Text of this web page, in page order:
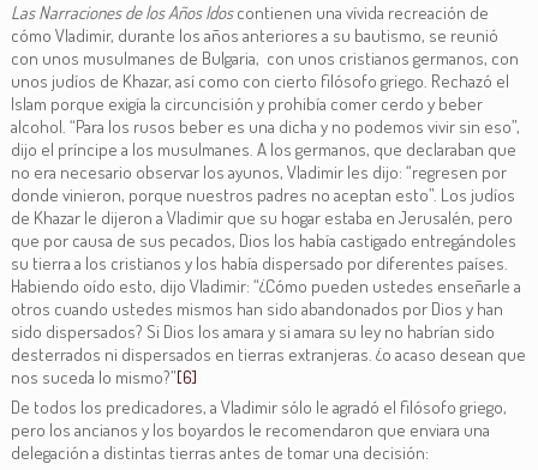
Las Narraciones de los Años Idoscontienen una vívida recreación de
cómo Vladimir, durante los años anteriores a su bautismo, se reunió
con unos musulmanes de Bulgaria, con unos cristianos germanos, con
unos judíos de Khazar, así como con cierto filósofo griego. Rechazó el
Islam porque exigía la circuncisión y prohibía comer cerdo y beber
alcohol. “Para los rusos beber es una dicha y no podemos vivir sin eso”,
dijo el príncipe a los musulmanes. A los germanos, que declaraban que
no era necesario observar los ayunos, Vladimir les dijo: “regresen por
donde vinieron, porque nuestros padres no aceptan esto”. Los judíos
de Khazar le dijeron a Vladimir que su hogar estaba en Jerusalén, pero
que por causa de sus pecados, Dios los había castigado entregándoles
su tierra a los cristianos y los había dispersado por diferentes países.
Habiendo oído esto, dijo Vladimir: “¿Cómo pueden ustedes enseñarle a
otros cuando ustedes mismos han sido abandonados por Dios y han
sido dispersados? Si Dios los amara y si amara su ley no habrían sido
desterrados ni dispersados en tierras extranjeras. ¿o acaso desean que
nos suceda lo mismo?”[6]
De todos los predicadores, a Vladimir sólo le agradó el filósofo griego,
pero los ancianos y los boyardos le recomendaron que enviara una
delegación a distintas tierras antes de tomar una decisión: